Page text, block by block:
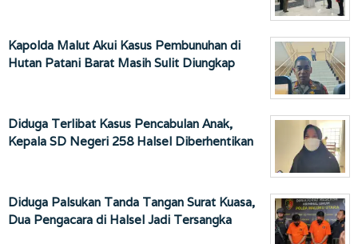
Kapolda Malut Akui Kasus Pembunuhan di
Hutan Patani Barat Masih Sulit Diungkap
Diduga Terlibat Kasus Pencabulan Anak,
Kepala SD Negeri 258 Halsel Diberhentikan
Diduga Palsukan Tanda Tangan Surat Kuasa,
Dua Pengacara di Halsel Jadi Tersangka